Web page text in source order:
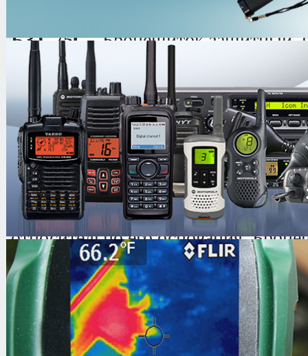
БЗТ-75С -Бронещиток защитный,
защиты личного состава от
огнестрельным оружием. Щиток
форму со сгибом плоскости
по вертикальной оси симметрии и
углами. Металлическая часть
Бронещиток удерживается одной
обрезиненной металлической
закрепленных на тыльной стороне
относительно его основания.
изготавливаются в двух
требований по пулестойкости: по
ГОСТ Р 50744-95 и по 5 классу
95 (класс защиты определяется при